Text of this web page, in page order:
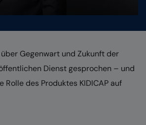
Gegenwart und Zukunft der
Dienst gesprochen – und
Rolle des Produktes KIDICAP auf